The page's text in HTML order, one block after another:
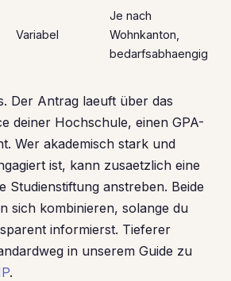
Variabel
Je nach
Wohnkanton,
bedarfsabhaengig
Der Antrag laeuft über das
deiner Hochschule, einen GPA-
Wer akademisch stark und
ist, kann zusaetzlich eine
Studienstiftung anstreben. Beide
sich kombinieren, solange du
informierst. Tieferer
in unserem Guide zu
.